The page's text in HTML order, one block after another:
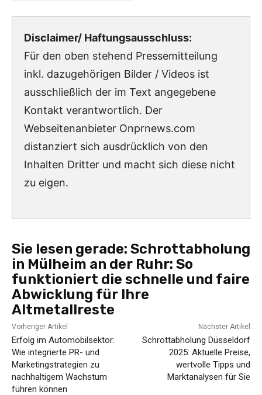
Disclaimer/ Haftungsausschluss:
Für den oben stehend Pressemitteilung
inkl. dazugehörigen Bilder / Videos ist
ausschließlich der im Text angegebene
Kontakt verantwortlich. Der
Webseitenanbieter Onprnews.com
distanziert sich ausdrücklich von den
Inhalten Dritter und macht sich diese nicht
zu eigen.
Sie lesen gerade: Schrottabholung
in Mülheim an der Ruhr: So
funktioniert die schnelle und faire
Abwicklung für Ihre
Altmetallreste
Vorheriger Artikel
Erfolg im Automobilsektor:
Wie integrierte PR- und
Marketingstrategien zu
nachhaltigem Wachstum
führen können
Nächster Artikel
Schrottabholung Düsseldorf
2025: Aktuelle Preise,
wertvolle Tipps und
Marktanalysen für Sie